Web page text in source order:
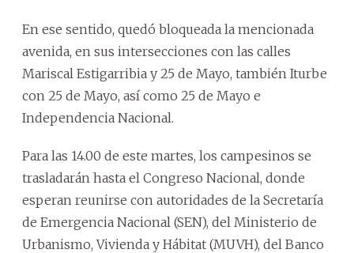
En ese sentido, quedó bloqueada la mencionada
avenida, en sus intersecciones con las calles
Mariscal Estigarribia y 25 de Mayo, también Iturbe
con 25 de Mayo, así como 25 de Mayo e
Independencia Nacional.
Para las 14.00 de este martes, los campesinos se
trasladarán hasta el Congreso Nacional, donde
esperan reunirse con autoridades de la Secretaría
de Emergencia Nacional (SEN), del Ministerio de
Urbanismo, Vivienda y Hábitat (MUVH), del Banco